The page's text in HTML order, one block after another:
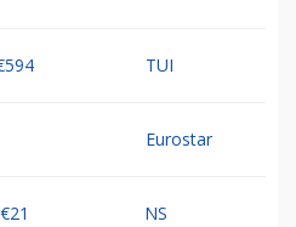
TUI
Eurostar
NS